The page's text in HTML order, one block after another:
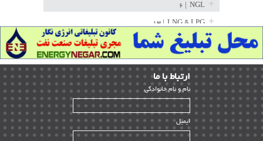
NGL
LNG & LPG | ۱۳
خط لوله | ۳۶
مخازن ذخیره | ۱۵
پتروشیمی | ۱۴
بازرسی و QC | ۱۵
HSE | ۳۹
ساخت و نصب | ۱۲
ارﺗﺒﺎط ﺑﺎ ما
ﻧﺎم و ﻧﺎم ﺧﺎﻧﻮادﮔﻰ
ایمیل